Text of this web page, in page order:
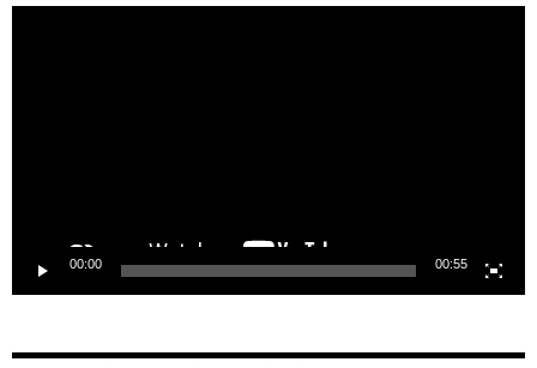
00:00 00:55